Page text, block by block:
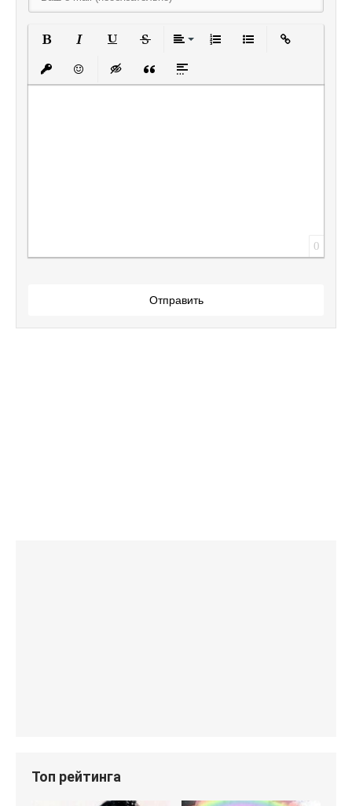
Вставить защищенную ссылку
Вставить смайлик
Вставка скрытого текста
Вставка цитаты
Вставка спойлера
0
Отправить
Топ рейтинга